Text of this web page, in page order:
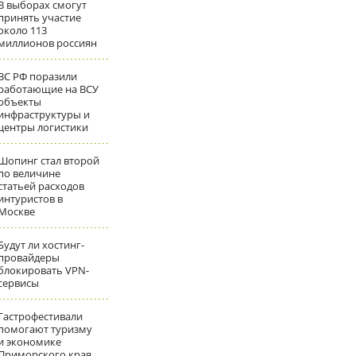
выборах смогут
участие
113
россиян
РФ поразили
на ВСУ
и
логистики
стал второй
величине
расходов
в
ли хостинг-
VPN-
туризму
экономике